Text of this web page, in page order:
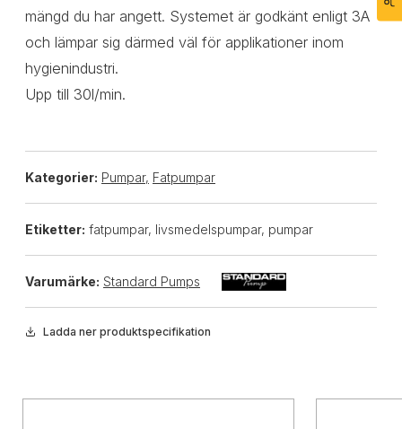
mängd du har angett. Systemet är godkänt enligt 3A
och lämpar sig därmed väl för applikationer inom
hygienindustri.
Upp till 30l/min.
Kategorier: Pumpar, Fatpumpar
Etiketter: fatpumpar, livsmedelspumpar, pumpar
Varumärke: Standard Pumps
Ladda ner produktspecifikation